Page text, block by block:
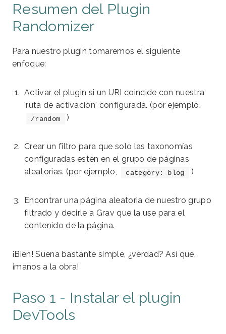
Resumen del Plugin
Randomizer
Para nuestro plugin tomaremos el siguiente
enfoque:
Activar el plugin si un URI coincide con nuestra
'ruta de activación' configurada. (por ejemplo,
/random )
Crear un filtro para que solo las taxonomías
configuradas estén en el grupo de páginas
aleatorias. (por ejemplo,
category: blog )
Encontrar una página aleatoria de nuestro grupo
filtrado y decirle a Grav que la use para el
contenido de la página.
¡Bien! Suena bastante simple, ¿verdad? Así que,
¡manos a la obra!
Paso 1 - Instalar el plugin
DevTools